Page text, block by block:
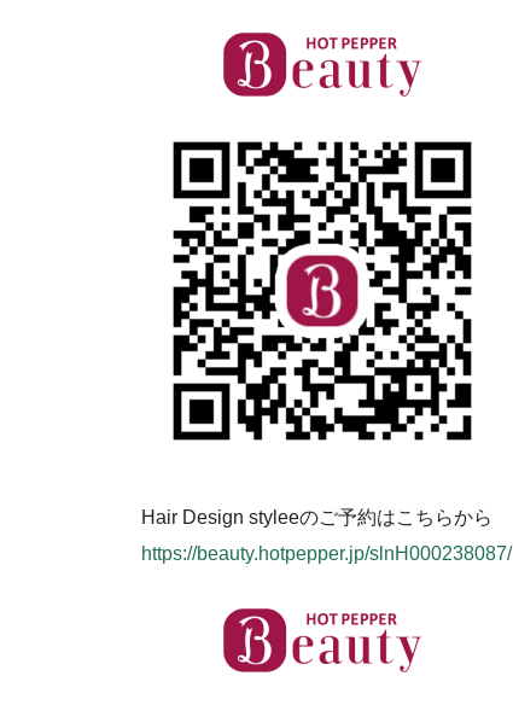
Hair Design styleeのご予約はこちらから
https://beauty.hotpepper.jp/slnH000238087/